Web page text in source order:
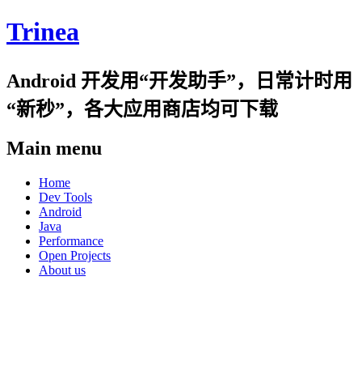
Trinea
Android 开发用“开发助手”，日常计时用
“新秒”，各大应用商店均可下载
Main menu
Skip
content
Home
Dev Tools
Android
Java
Performance
Open Projects
About us